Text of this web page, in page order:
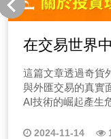
在交易世界
師的期貨外
這篇文章透過奇貨
與外匯交易的真實
AI技術的崛起產生
困難，如何找到合
2024-11-14